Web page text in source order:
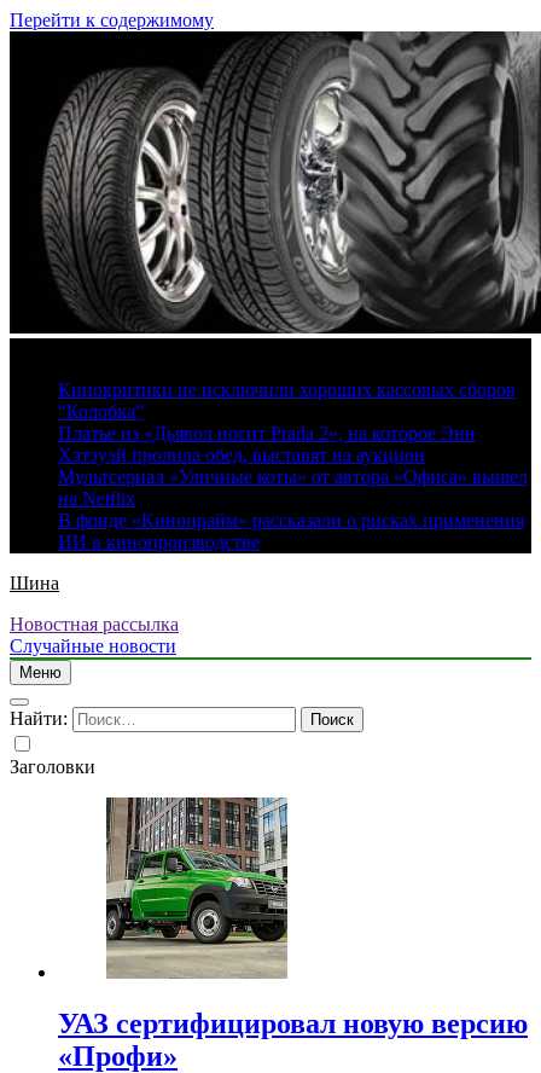
Перейти к содержимому
Кинокритики не исключили хороших кассовых сборов
“Колобка”
Платье из «Дьявол носит Prada 2», на которое Энн
Хэтэуэй пролила обед, выставят на аукцион
Мультсериал «Уличные коты» от автора «Офиса» вышел
на Netflix
В фонде «Кинопрайм» рассказали о рисках применения
ИИ в кинопроизводстве
Шина
Новостная рассылка
Случайные новости
Меню
Найти:
Заголовки
УАЗ сертифицировал новую версию
«Профи»